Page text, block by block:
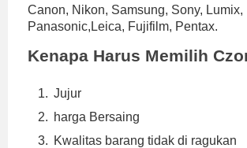
Canon, Nikon, Samsung, Sony, Lumix,
Panasonic,Leica, Fujifilm, Pentax.
Kenapa Harus Memilih
Jujur
harga Bersaing
Kwalitas barang tidak di ragukan